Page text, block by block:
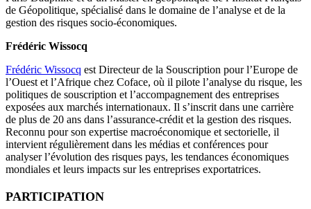
de Géopolitique, spécialisé dans le domaine de l’analyse et de la
gestion des risques socio-économiques.
Frédéric Wissocq
Frédéric Wissocq est Directeur de la Souscription pour l’Europe de
l’Ouest et l’Afrique chez Coface, où il pilote l’analyse du risque, les
politiques de souscription et l’accompagnement des entreprises
exposées aux marchés internationaux. Il s’inscrit dans une carrière
de plus de 20 ans dans l’assurance-crédit et la gestion des risques.
Reconnu pour son expertise macroéconomique et sectorielle, il
intervient régulièrement dans les médias et conférences pour
analyser l’évolution des risques pays, les tendances économiques
mondiales et leurs impacts sur les entreprises exportatrices.
PARTICIPATION